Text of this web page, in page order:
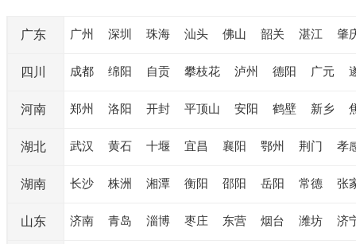
广东 广州 深圳 珠海 汕头 佛山 韶关 湛江 肇
四川 成都 绵阳 自贡 攀枝花 泸州 德阳 广元
河南 郑州 洛阳 开封 平顶山 安阳 鹤壁 新乡
湖北 武汉 黄石 十堰 宜昌 襄阳 鄂州 荆门 孝
湖南 长沙 株洲 湘潭 衡阳 邵阳 岳阳 常德 张
山东 济南 青岛 淄博 枣庄 东营 烟台 潍坊 济